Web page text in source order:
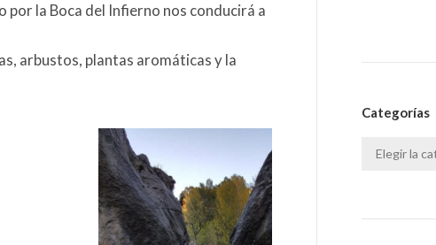
por la Boca del Infierno nos conducirá a
arbustos, plantas aromáticas y la
Categorías
Categorías